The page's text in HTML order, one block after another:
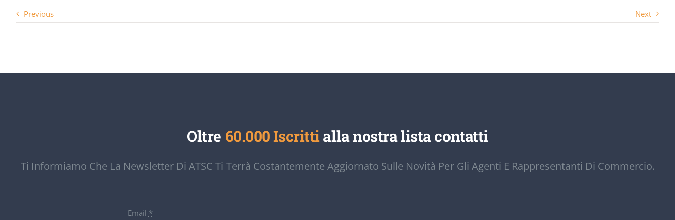
Previous Next
Oltre 60.000 Iscrittialla nostra lista contatti
Ti Informiamo Che La Newsletter Di ATSC Ti Terrà Costantemente Aggiornato Sulle Novità Per Gli Agenti E Rappresentanti Di Commercio.
Email *